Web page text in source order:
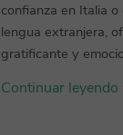
confianza en Italia
lengua extranjera,
gratificante y
Continuar leyendo